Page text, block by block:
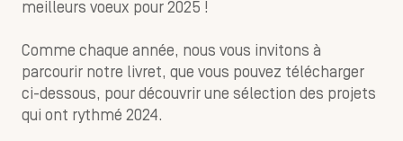
meilleurs voeux pour 2025 !
Comme chaque année, nous vous invitons à
parcourir notre livret, que vous pouvez télécharger
ci-dessous, pour découvrir une sélection des projets
qui ont rythmé 2024.